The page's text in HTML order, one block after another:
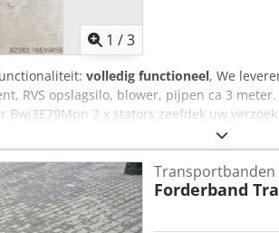
1 /3
volledig functioneel, We
RVS opslagsilo, blower, pijpen ca 3
Bwj3E79Mpn 2 x stators zeefdek uw
combinatie extra gunstig geprijsd Motor
bv. 5 rijen messen of heavy duty
uw naam, bedrijfsnaam, en juist
niet reageren.
Transportbanden
Forderband